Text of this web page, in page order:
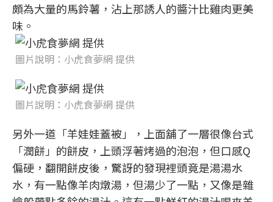
頗為大量的馬鈴薯，沾上那誘人的醬汁比雞肉更美
味。
圖片說明：小虎食夢網 提供
圖片說明：小虎食夢網 提供
另外一道「羊娃娃蓋被」，上面舖了一層很像台式
「潤餅」的餅皮，上頭浮著烤過的泡泡，但口感Q
偏硬，翻開餅皮後，驚訝的發現裡頭竟是湯湯水
水，有一點像羊肉燉湯，但湯少了一點，又像是雜